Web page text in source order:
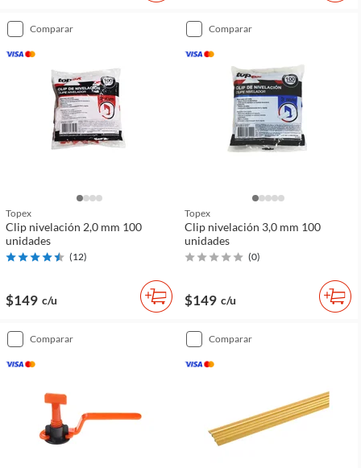
comparar
Topex
Clip nivelación 2,0 mm 100
unidades
(12)
$149 c/u
comparar
Topex
Clip nivelación 3,0 mm 100
unidades
(0)
$149 c/u
comparar comparar